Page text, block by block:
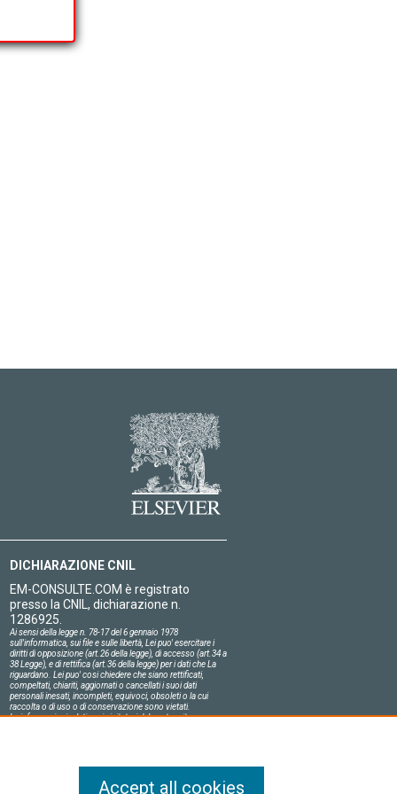
DICHIARAZIONE CNIL
EM-CONSULTE.COM è registrato
presso la CNIL, dichiarazione n.
1286925.
Ai sensi della legge n. 78-17 del 6 gennaio 1978
sull'informatica, sui file e sulle libertà, Lei puo' esercitare i
diritti di opposizione (art.26 della legge), di accesso (art.34 a
38 Legge), e di rettifica (art.36 della legge) per i dati che La
riguardano. Lei puo' cosi chiedere che siano rettificati,
compeltati, chiariti, aggiornati o cancellati i suoi dati
personali inesati, incompleti, equivoci, obsoleti o la cui
raccolta o di uso o di conservazione sono vietati.
Le informazioni relative ai visitatori del nostro sito,
Accept all cookies